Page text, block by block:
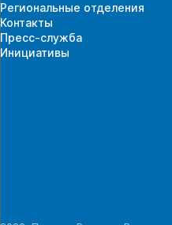
Региональные отделения
Контакты
Пресс-служба
Инициативы